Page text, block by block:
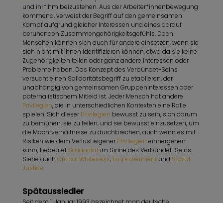
und ihr*ihm beizustehen. Aus der Arbeiter*innenbewegung
kommend, verweist der Begriff auf den gemeinsamen
Kampf aufgrund gleicher Interessen und eines darauf
beruhenden Zusammengehörigkeitsgefühls. Doch
Menschen können sich auch für andere einsetzen, wenn sie
sich nicht mit ihnen identifizieren können, etwa da sie keine
Zugehörigkeiten teilen oder ganz andere Interessen oder
Probleme haben. Das Konzept des Verbündet-Seins
versucht einen Solidaritätsbegriff zu etablieren, der
unabhängig von gemeinsamen Gruppeninteressen oder
paternalistischem Mitleid ist. Jeder Mensch hat andere
Privilegien, die in unterschiedlichen Kontexten eine Rolle
spielen. Sich dieser Privilegien bewusst zu sein, sich darum
zu bemühen, sie zu teilen, und sie bewusst einzusetzen, um
die Machtverhältnisse zu durchbrechen, auch wenn es mit
Risiken wie dem Verlust eigener Privilegien einhergehen
kann, bedeutet Solidaritätim Sinne des Verbündet-Seins.
Siehe auch Critical Whiteness, Empowermentund Social
Justice
Spätaussiedler